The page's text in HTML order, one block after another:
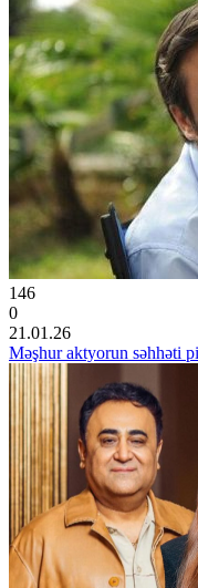
146
0
21.01.26
Məşhur aktyorun səhhəti